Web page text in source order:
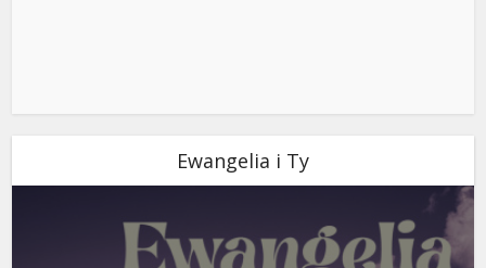
Ewangelia i Ty